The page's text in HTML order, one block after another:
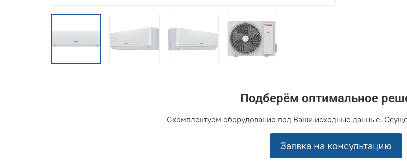
Подберём оптимальное
Скомплектуем оборудование под Ваши исходные данные.
Заявка на консультацию